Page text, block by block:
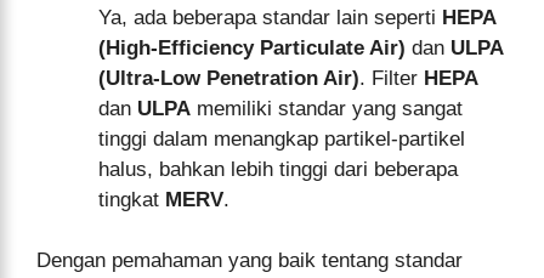
Ya, ada beberapa standar lain seperti HEPA
(High-Efficiency Particulate Air) dan ULPA
(Ultra-Low Penetration Air). Filter HEPA
dan ULPA memiliki standar yang sangat
tinggi dalam menangkap partikel-partikel
halus, bahkan lebih tinggi dari beberapa
tingkat MERV.
Dengan pemahaman yang baik tentang standar